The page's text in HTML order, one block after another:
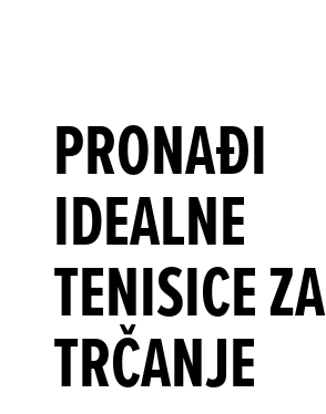
PRONAĐI
IDEALNE
TENISICE ZA
TRČANJE